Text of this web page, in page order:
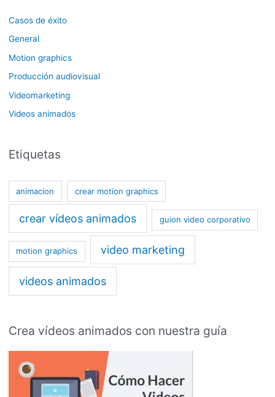
Casos de éxito
General
Motion graphics
Producción audiovisual
Videomarketing
Videos animados
Etiquetas
animacion crear motion graphics
crear vídeos animados guion video corporativo
motion graphics video marketing
videos animados
Crea vídeos animados con nuestra guía